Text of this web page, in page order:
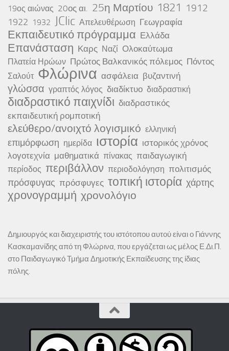
19ος αιώνας 20ος αι. 25η Μαρτίου 1821 1912
1922 1932 JClic Απελευθέρωση Γεωγραφία
Εκπαιδευτικό πρόγραμμα Ελλάδα
Επανάσταση Καρς Ναζί Ολοκαύτωμα
Πλατεία Ηρώων Πρώτος Βαλκανικός πόλεμος Πόντος
Σαλούτ Φλώρινα ασφάλεια βυζαντινή
γλώσσα γραπτός λόγος διαδίκτυο διαδραστική
διαδραστικό παιχνίδι διαδραστικός
εκπαιδευτική ρομποτική
ελεύθερο/ανοιχτό λογισμικό ελληνική
επιμόρφωση ημερίδα ιστορία ιστορικός χρόνος
λογοτεχνία μαθηματικά πίνακας παιδαγωγική
περίοδος περιβάλλον περιοδολόγηση πολιτισμός
πρόσφυγας πρόσφυγες τοπική ιστορία χάρτης
χρονογραμμή χρονολόγιο
Δημιουργός και διαχειριστής του ιστότοπου αυτού είναι ο Γιάννης
Κασκαμανίδης από τη Φλώρινα, που εργάζεται ως μέλος Ε.Δι.Π.
στο Παιδαγωγικό Τμήμα Δημοτικής Εκπαίδευσης της ίδιας
πόλης.